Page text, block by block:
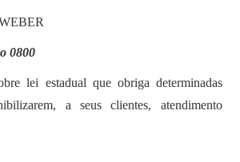
0800
lei estadual que obriga determinadas
a seus clientes, atendimento